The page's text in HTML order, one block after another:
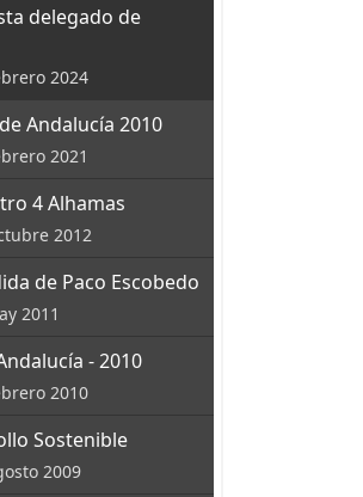
delegado de
2024
Andalucía 2010
2021
4 Alhamas
2012
de Paco Escobedo
2011
- 2010
2010
Sostenible
2009